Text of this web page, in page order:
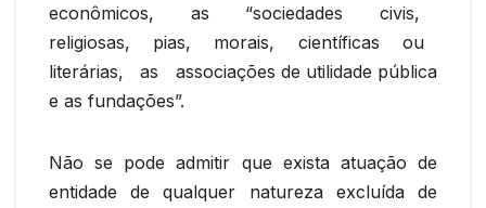
econômicos, as “sociedades civis,
religiosas, pias, morais, científicas ou
literárias, as associações de utilidade pública
e as fundações”.
Não se pode admitir que exista atuação de
entidade de qualquer natureza excluída de